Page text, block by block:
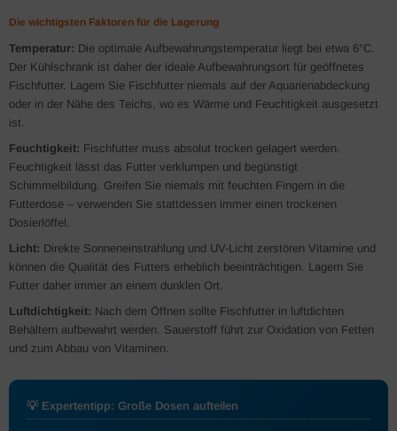
Die wichtigsten Faktoren für die Lagerung
Temperatur: Die optimale Aufbewahrungstemperatur liegt bei etwa 6°C.
Der Kühlschrank ist daher der ideale Aufbewahrungsort für geöffnetes
Fischfutter. Lagern Sie Fischfutter niemals auf der Aquarienabdeckung
oder in der Nähe des Teichs, wo es Wärme und Feuchtigkeit ausgesetzt
ist.
Feuchtigkeit: Fischfutter muss absolut trocken gelagert werden.
Feuchtigkeit lässt das Futter verklumpen und begünstigt
Schimmelbildung. Greifen Sie niemals mit feuchten Fingern in die
Futterdose – verwenden Sie stattdessen immer einen trockenen
Dosierlöffel.
Licht: Direkte Sonneneinstrahlung und UV-Licht zerstören Vitamine und
können die Qualität des Futters erheblich beeinträchtigen. Lagern Sie
Futter daher immer an einem dunklen Ort.
Luftdichtigkeit: Nach dem Öffnen sollte Fischfutter in luftdichten
Behältern aufbewahrt werden. Sauerstoff führt zur Oxidation von Fetten
und zum Abbau von Vitaminen.
💡 Expertentipp: Große Dosen aufteilen